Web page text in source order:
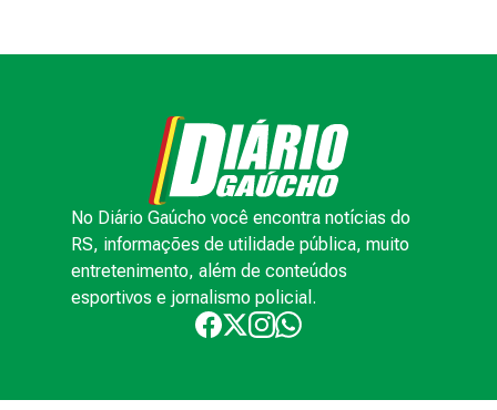
No Diário Gaúcho você encontra notícias do
RS, informações de utilidade pública, muito
entretenimento, além de conteúdos
esportivos e jornalismo policial.